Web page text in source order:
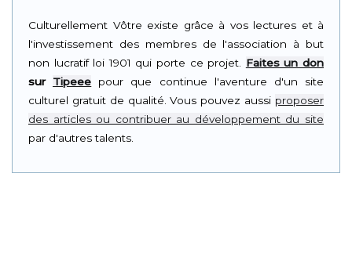
Culturellement Vôtre existe grâce à vos lectures et à
l'investissement des membres de l'association à but
non lucratif loi 1901 qui porte ce projet. Faites un don
sur Tipeee pour que continue l'aventure d'un site
culturel gratuit de qualité. Vous pouvez aussi proposer
des articles ou contribuer au développement du site
par d'autres talents.